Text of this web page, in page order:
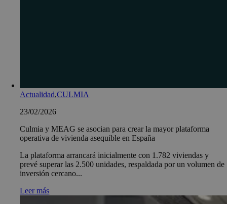
Actualidad,CULMIA
23/02/2026
Culmia y MEAG se asocian para crear la mayor plataforma
operativa de vivienda asequible en España
La plataforma arrancará inicialmente con 1.782 viviendas y
prevé superar las 2.500 unidades, respaldada por un volumen de
inversión cercano...
Leer más